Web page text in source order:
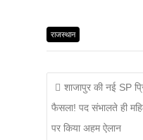
राजस्थान
शाजापुर की नई SP
फैसला! पद संभालते ही
पर किया अहम ऐलान